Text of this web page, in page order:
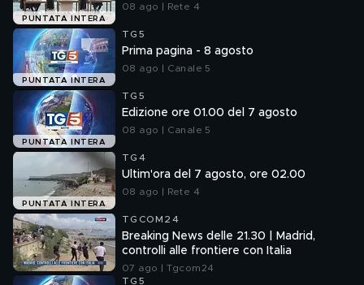
PUNTATA INTERA
08 ago | Rete 4
PUNTATA INTERA
TG5
Prima pagina - 8 agosto
08 ago | Canale 5
PUNTATA INTERA
TG5
Edizione ore 01.00 del 7 agosto
08 ago | Canale 5
PUNTATA INTERA
TG4
Ultim'ora del 7 agosto, ore 02.00
08 ago | Rete 4
TGCOM24
Breaking News delle 21.30 | Madrid,
controlli alle frontiere con Italia
07 ago | Tgcom24
TG5